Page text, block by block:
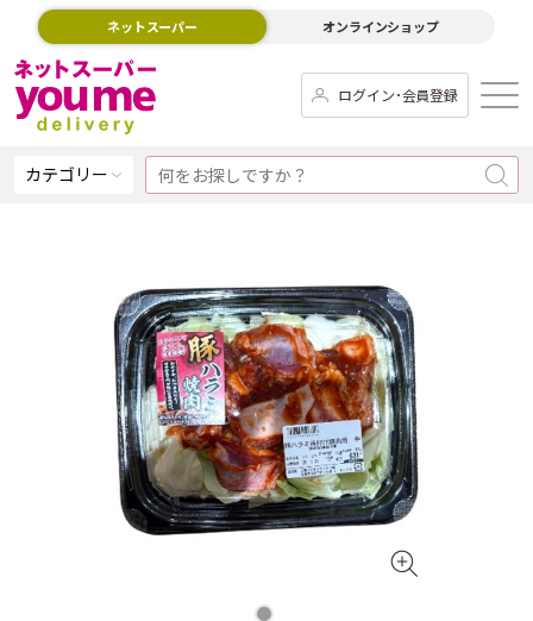
ネットスーパー オンラインショップ
ログイン･会員登録
カテゴリー